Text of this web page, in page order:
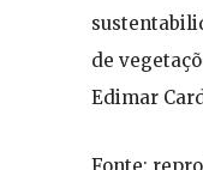
de
Edimar